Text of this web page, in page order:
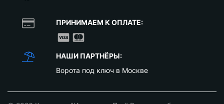
ПРИНИМАЕМ К ОПЛАТЕ:
НАШИ ПАРТНЁРЫ:
Ворота под ключ в Москве